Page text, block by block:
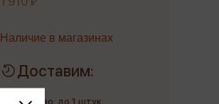
Наличие в магазинах
Доставим:
Количество: до 1 штук